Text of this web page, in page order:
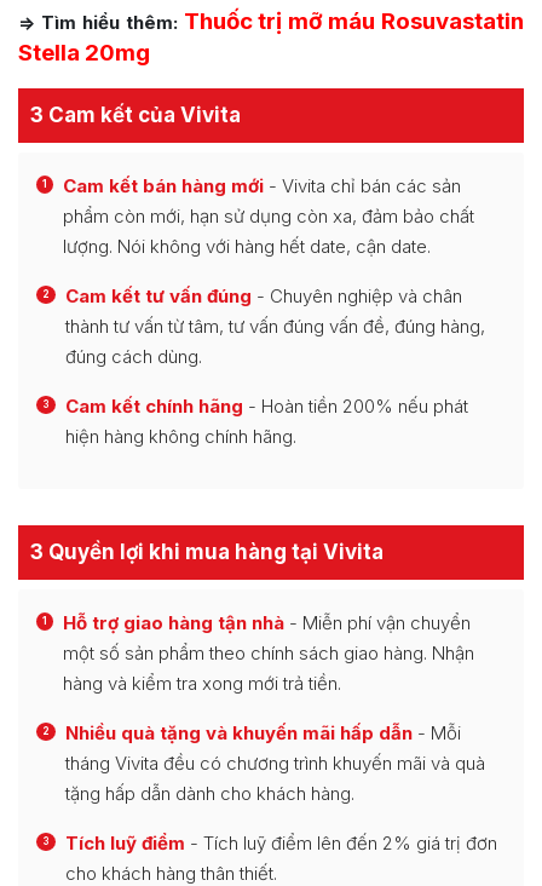
=> Tìm hiểu thêm: Thuốc trị mỡ máu Rosuvastatin
Stella 20mg
3 Cam kết của Vivita
1 Cam kết bán hàng mới - Vivita chỉ bán các sản
phẩm còn mới, hạn sử dụng còn xa, đảm bảo chất
lượng. Nói không với hàng hết date, cận date.
2 Cam kết tư vấn đúng - Chuyên nghiệp và chân
thành tư vấn từ tâm, tư vấn đúng vấn đề, đúng hàng,
đúng cách dùng.
3 Cam kết chính hãng - Hoàn tiền 200% nếu phát
hiện hàng không chính hãng.
3 Quyền lợi khi mua hàng tại Vivita
1 Hỗ trợ giao hàng tận nhà - Miễn phí vận chuyển
một số sản phẩm theo chính sách giao hàng. Nhận
hàng và kiểm tra xong mới trả tiền.
2 Nhiều quà tặng và khuyến mãi hấp dẫn - Mỗi
tháng Vivita đều có chương trình khuyến mãi và quà
tặng hấp dẫn dành cho khách hàng.
3 Tích luỹ điểm - Tích luỹ điểm lên đến 2% giá trị đơn
cho khách hàng thân thiết.